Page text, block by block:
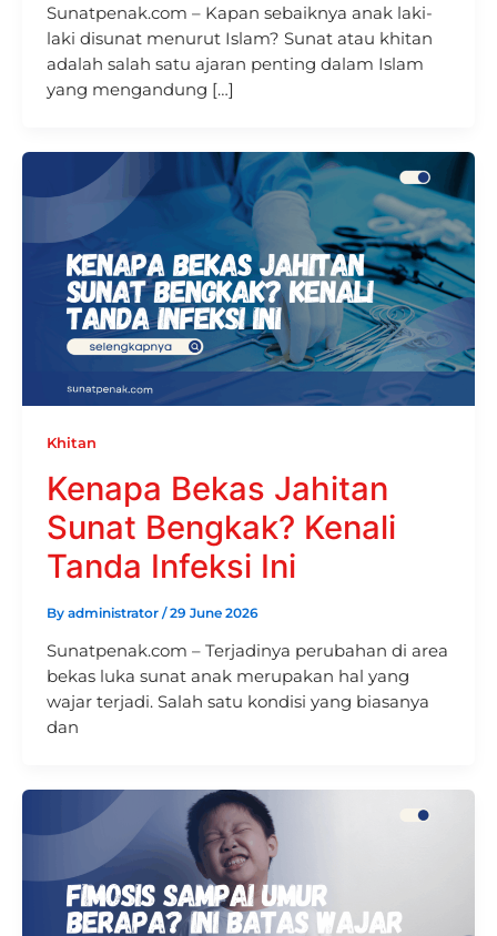
Sunatpenak.com – Kapan sebaiknya anak laki-
laki disunat menurut Islam? Sunat atau khitan
adalah salah satu ajaran penting dalam Islam
yang mengandung […]
Khitan
Kenapa Bekas Jahitan
Sunat Bengkak? Kenali
Tanda Infeksi Ini
By administrator /29 June 2026
Sunatpenak.com – Terjadinya perubahan di area
bekas luka sunat anak merupakan hal yang
wajar terjadi. Salah satu kondisi yang biasanya
dan